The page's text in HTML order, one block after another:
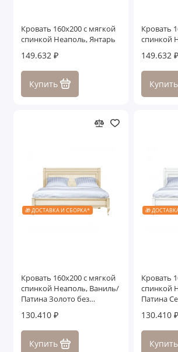
Кровать 160x200 с мягкой
спинкой Неаполь, Янтарь
149.632 ₽
Купить
Кровать
спинкой
149.632 ₽
Купить
🎁 ДОСТАВКА И СБОРКА*
Кровать 160x200 с мягкой
спинкой Неаполь, Ваниль/
Патина Золото без
130.410 ₽
Купить
🎁
Кровать
спинкой
Патина
130.410 ₽
Купить